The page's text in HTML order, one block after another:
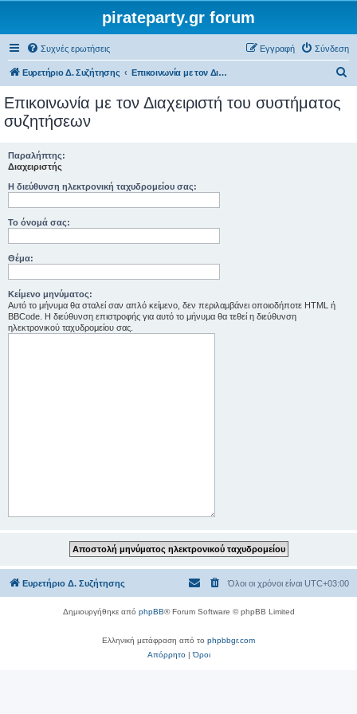
pirateparty.gr forum
Συχνές ερωτήσεις Σύνδεση
Εγγραφή
Ευρετήριο Δ. Συζήτησης Επικοινωνία με τον Διαχειριστή του συστήματος συζητήσεων
Επικοινωνία με τον Διαχειριστή του συστήματος
συζητήσεων
Παραλήπτης:
Διαχειριστής
Η διεύθυνση ηλεκτρονική ταχυδρομείου σας:
Το όνομά σας:
Θέμα:
Κείμενο μηνύματος:
Αυτό το μήνυμα θα σταλεί σαν απλό κείμενο, δεν περιλαμβάνει οποιοδήποτε HTML ή
BBCode. Η διεύθυνση επιστροφής για αυτό το μήνυμα θα τεθεί η διεύθυνση
ηλεκτρονικού ταχυδρομείου σας.
Ευρετήριο Δ. Συζήτησης Όλοι οι χρόνοι είναι UTC+03:00
Δημιουργήθηκε από phpBB® Forum Software © phpBB Limited
Ελληνική μετάφραση από το phpbbgr.com
Απόρρητο|Όροι